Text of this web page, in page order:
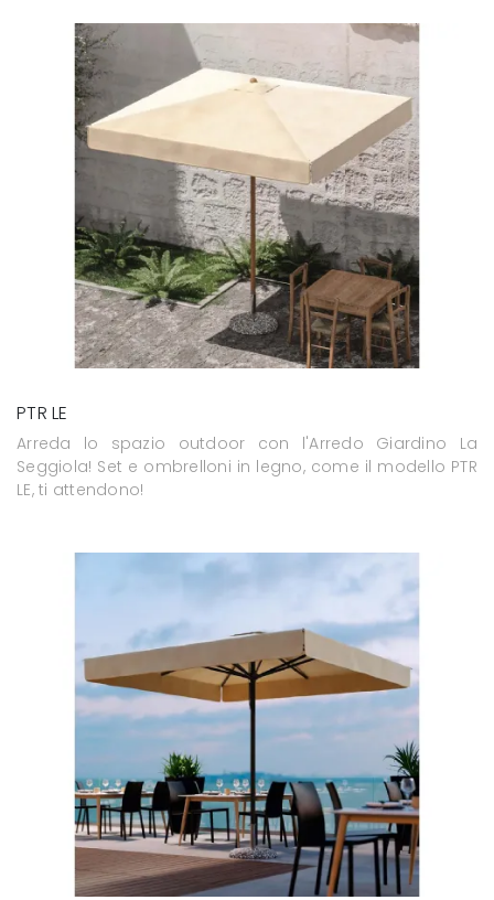
PTR LE
Arreda lo spazio outdoor con l'Arredo Giardino La
Seggiola! Set e ombrelloni in legno, come il modello PTR
LE, ti attendono!